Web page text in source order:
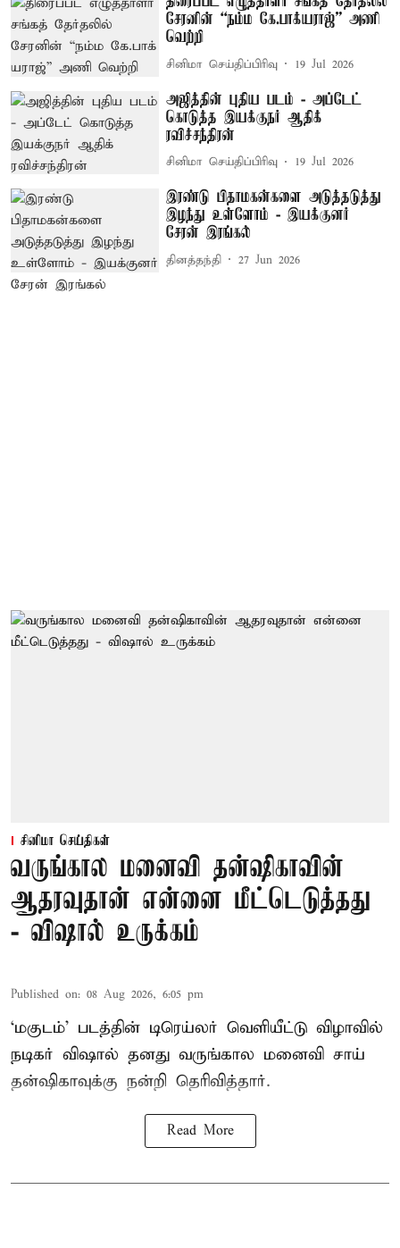
சேரனின் “நம்ம கே.பாக்​ய​ராஜ்” அணி​
வெற்றி
சினிமா செய்திப்பிரிவு 19 Jul 2026
அஜித்தின் புதிய படம் - அப்டேட்
கொடுத்த இயக்குநர் ஆதிக்
ரவிச்சந்திரன்
சினிமா செய்திப்பிரிவு 19 Jul 2026
இரண்டு பிதாமகன்களை அடுத்தடுத்து
இழந்து உள்ளோம் - இயக்குனர்
சேரன் இரங்கல்
தினத்தந்தி 27 Jun 2026
சினிமா செய்திகள்
வருங்கால மனைவி தன்ஷிகாவின்
ஆதரவுதான் என்னை மீட்டெடுத்தது
- விஷால் உருக்கம்
Published on: 08 Aug 2026, 6:05 pm
‘மகுடம்’ படத்தின் டிரெய்லர் வெளியீட்டு விழாவில்
நடிகர் விஷால் தனது வருங்கால மனைவி சாய்
தன்ஷிகாவுக்கு நன்றி தெரிவித்தார்.
Read More